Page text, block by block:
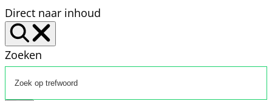
Direct naar inhoud
Zoeken